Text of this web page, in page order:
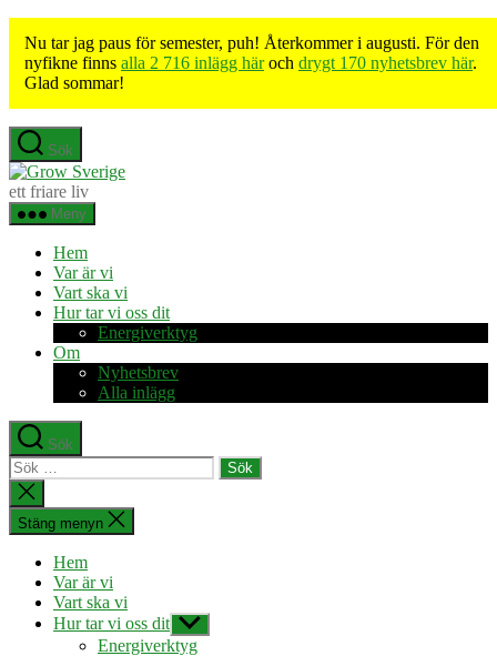
Nu tar jag paus för semester, puh! Återkommer i augusti. För den
nyfikne finns alla 2 716 inlägg häroch drygt 170 nyhetsbrev här.
Glad sommar!
Hoppa
till
innehåll
Sök
Grow
ett friare liv
Meny
Hem
Var är vi
Vart ska vi
Hur tar vi oss dit
Energiverktyg
Om
Nyhetsbrev
Alla inlägg
Sök
Sök
efter:
Stäng
sökningen
Stäng menyn
Hem
Var är vi
Vart ska vi
Hur tar vi oss dit Visa
undermeny
Energiverktyg